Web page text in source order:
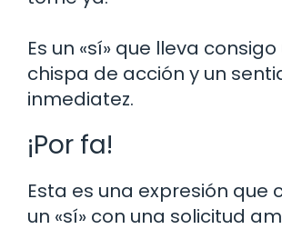
Es un «sí» que lleva consigo
chispa de acción y un
inmediatez.
¡Por fa!
Esta es una expresión que
un «sí» con una solicitud